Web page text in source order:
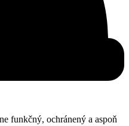
funkčný, ochránený a aspoň